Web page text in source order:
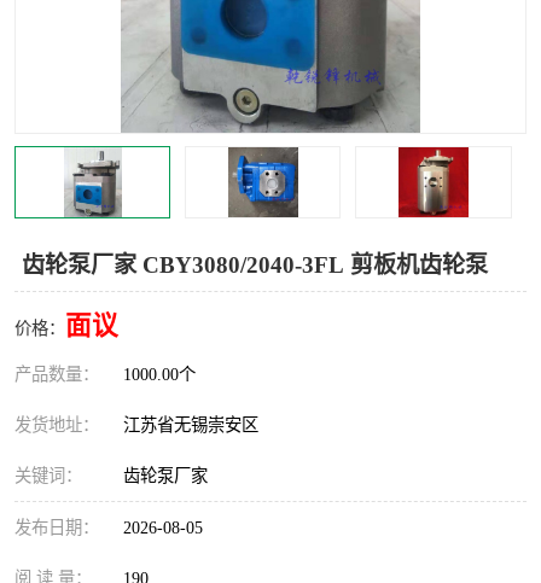
齿轮泵厂家 CBY3080/2040-3FL 剪板机齿轮泵
价格： 面议
产品数量： 1000.00个
发货地址： 江苏省无锡崇安区
关键词： 齿轮泵厂家
发布日期： 2026-08-05
阅 读 量： 190